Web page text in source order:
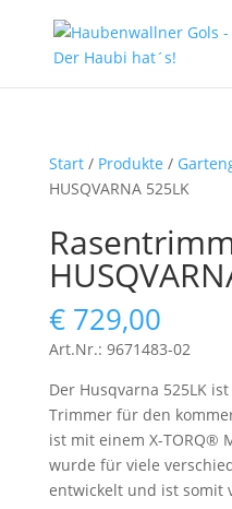
Start/ Produkte /
HUSQVARNA 525LK
€729,00
Art.Nr.: 9671483-02
Der Husqvarna 525LK
Trimmer für den
ist mit einem X-TORQ®
wurde für viele
entwickelt und ist somit